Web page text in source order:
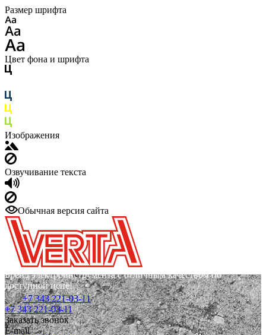
Размер шрифта
Цвет фона и шрифта
Изображения
Озвучивание текста
Обычная версия сайта
Бренд электроинструмента с отличным качеством по
доступной цене!
+7 343 221-03-11
+7 343 221-03-11
Заказать звонок
E-mail